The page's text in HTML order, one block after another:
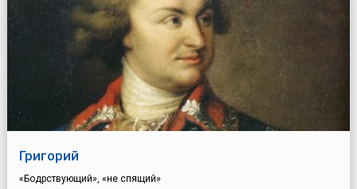
Григорий
«Бодрствующий», «не спящий»